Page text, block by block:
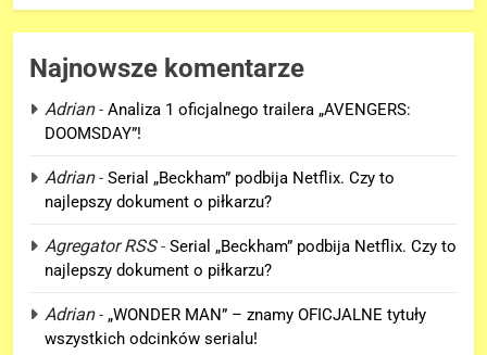
Najnowsze komentarze
Adrian- Analiza 1 oficjalnego trailera „AVENGERS:
DOOMSDAY”!
Adrian- Serial „Beckham” podbija Netflix. Czy to
najlepszy dokument o piłkarzu?
Agregator RSS- Serial „Beckham” podbija Netflix. Czy to
najlepszy dokument o piłkarzu?
Adrian- „WONDER MAN” – znamy OFICJALNE tytuły
wszystkich odcinków serialu!
Staten Island? – „SPIDER-MAN:
BRAND NEW DAY”
FILMY
Chris Evans zdradza szczegóły
roli Steve’a Rogersa w
„AVENGERS: DOOMSDAY”!
FILMY
2
Mephisto powróci w filmie